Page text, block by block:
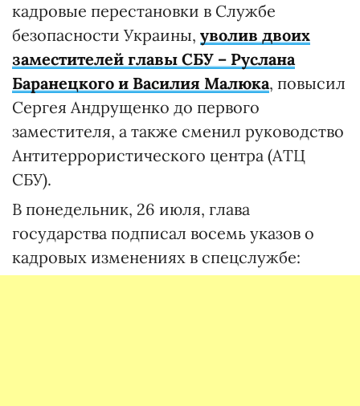
кадровые перестановки в Службе
безопасности Украины, уволив двоих
заместителей главы СБУ – Руслана
Баранецкого и Василия Малюка, повысил
Сергея Андрущенко до первого
заместителя, а также сменил руководство
Антитеррористического центра (АТЦ
СБУ).
В понедельник, 26 июля, глава
государства подписал восемь указов о
кадровых изменениях в спецслужбе: